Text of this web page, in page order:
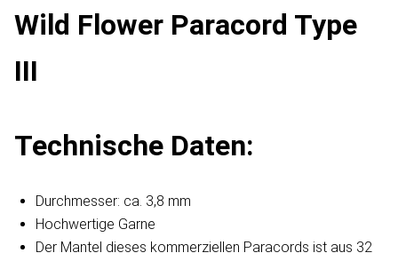
Wild Flower Paracord Type
III
Technische Daten:
Durchmesser: ca. 3,8 mm
Hochwertige Garne
Der Mantel dieses kommerziellen Paracords ist aus 32